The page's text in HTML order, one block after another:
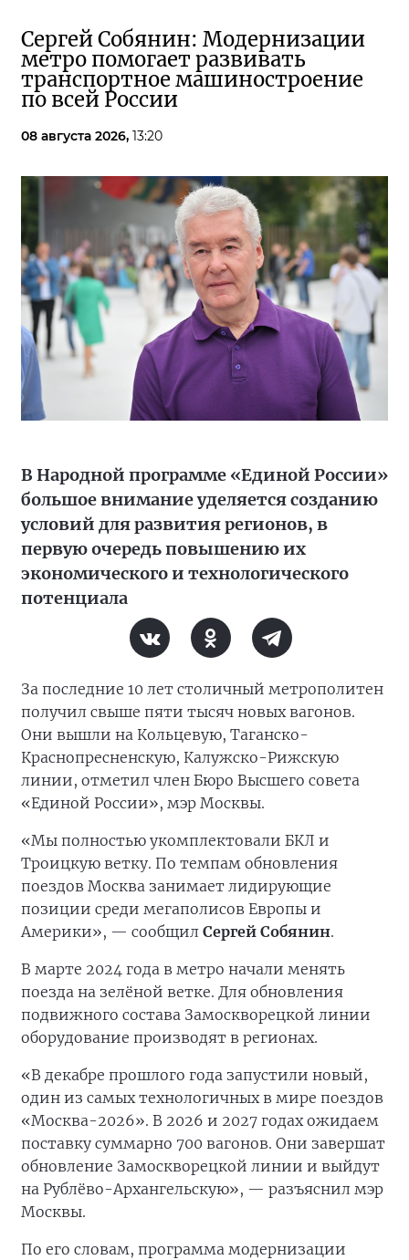
Сергей Собянин: Модернизации
метро помогает развивать
транспортное машиностроение
по всей России
08 августа 2026, 13:20
В Народной программе «Единой России»
большое внимание уделяется созданию
условий для развития регионов, в
первую очередь повышению их
экономического и технологического
потенциала
За последние 10 лет столичный метрополитен
получил свыше пяти тысяч новых вагонов.
Они вышли на Кольцевую, Таганско-
Краснопресненскую, Калужско-Рижскую
линии, отметил член Бюро Высшего совета
«Единой России», мэр Москвы.
«Мы полностью укомплектовали БКЛ и
Троицкую ветку. По темпам обновления
поездов Москва занимает лидирующие
позиции среди мегаполисов Европы и
Америки», — сообщил Сергей Собянин.
В марте 2024 года в метро начали менять
поезда на зелёной ветке. Для обновления
подвижного состава Замоскворецкой линии
оборудование производят в регионах.
«В декабре прошлого года запустили новый,
один из самых технологичных в мире поездов
«Москва-2026». В 2026 и 2027 годах ожидаем
поставку суммарно 700 вагонов. Они завершат
обновление Замоскворецкой линии и выйдут
на Рублёво-Архангельскую», — разъяснил мэр
Москвы.
По его словам, программа модернизации